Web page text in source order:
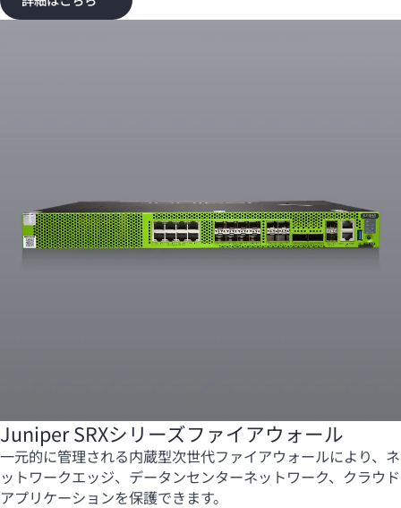
Juniper SRXシリーズファイアウォール
一元的に管理される内蔵型次世代ファイアウォールにより、ネ
ットワークエッジ、データンセンターネットワーク、クラウド
アプリケーションを保護できます。